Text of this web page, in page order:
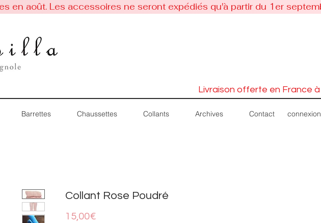
août. Les accessoires ne seront expédiés qu'à partir du 1er
connexion
Barrettes Chaussettes Collants Archives Contact
Livraison offerte en France
Collant Rose Poudré
15,00€Price